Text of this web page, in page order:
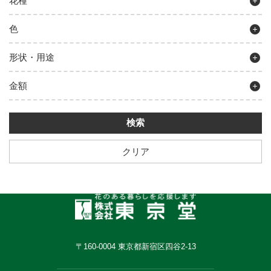
色
形状・用途
金額
クリア
〒160-0004 東京都新宿区四谷2-13